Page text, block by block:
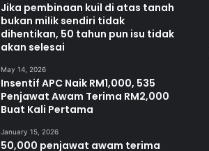
Jika pembinaan kuil di atas tanah
bukan milik sendiri tidak
dihentikan, 50 tahun pun isu tidak
akan selesai
May 14, 2026
Insentif APC Naik RM1,000, 535
Penjawat Awam Terima RM2,000
Buat Kali Pertama
January 15, 2026
50,000 penjawat awam terima